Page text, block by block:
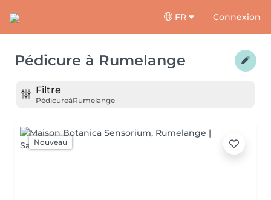
FR Connexion
Pédicure à Rumelange
Filtre
PédicureàRumelange
Nouveau